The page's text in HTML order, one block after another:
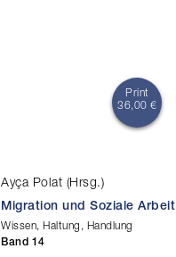
Print
36,00 €
Ayça Polat (Hrsg.)
Migration und Soziale Arbeit
Wissen, Haltung, Handlung
Band 14